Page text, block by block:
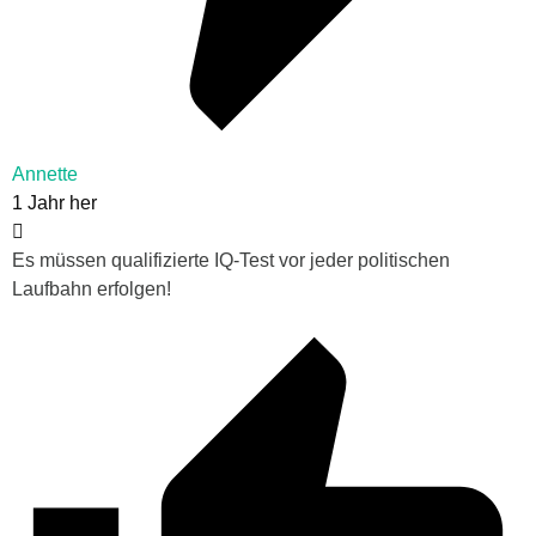
Annette
1 Jahr her
Es müssen qualifizierte IQ-Test vor jeder politischen
Laufbahn erfolgen!